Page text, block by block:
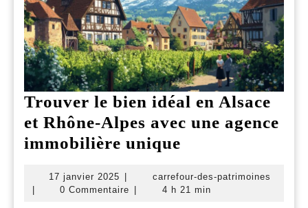
Trouver le bien idéal en Alsace
et Rhône-Alpes avec une agence
immobilière unique
bien
17 janvier 2025 17
janvier
carrefour-des-patrimoines
0 Commentaire 4 h 21 min